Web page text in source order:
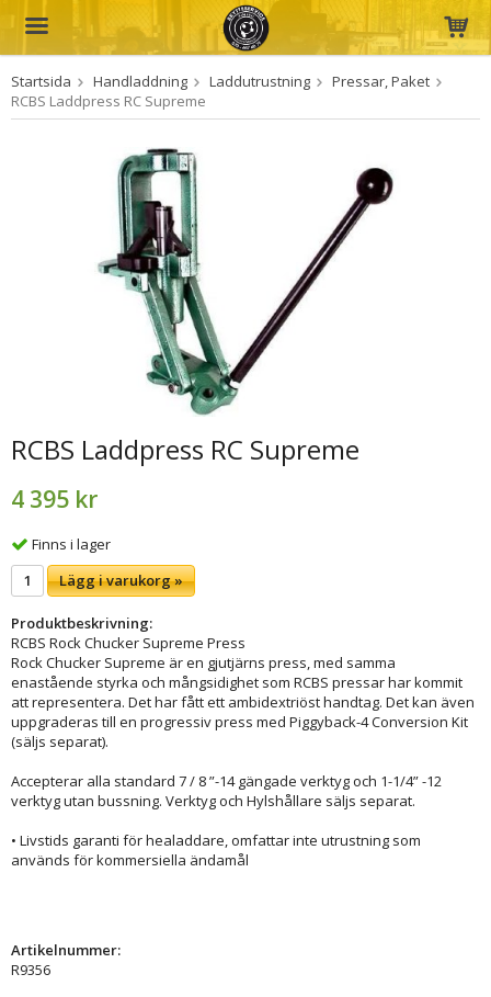
Produkten har blivit tillagd i varukorgen
Startsida Handladdning Laddutrustning
Pressar, Paket
RCBS Laddpress RC Supreme
RCBS Laddpress RC Supreme
4 395 kr
Finns i lager
Lägg i varukorg »
Produktbeskrivning:
RCBS Rock Chucker Supreme Press
Rock Chucker Supreme är en gjutjärns press, med samma
enastående styrka och mångsidighet som RCBS pressar har kommit
att representera. Det har fått ett ambidextriöst handtag. Det kan även
uppgraderas till en progressiv press med Piggyback-4 Conversion Kit
(säljs separat).
Accepterar alla standard 7 / 8 ”-14 gängade verktyg och 1-1/4” -12
verktyg utan bussning. Verktyg och Hylshållare säljs separat.
• Livstids garanti för healaddare, omfattar inte utrustning som
används för kommersiella ändamål
Artikelnummer:
R9356